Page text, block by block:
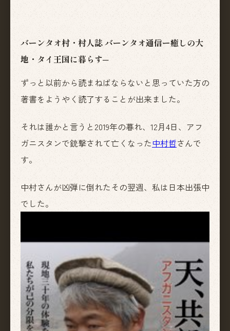
バーンタオ村・村人誌 バーンタオ通信ー癒しの大
地・タイ王国に暮らす─
ずっと以前から読まねばならないと思っていた方の
著書をようやく読了することが出来ました。
それは誰かと言うと2019年の暮れ、12月4日、アフ
ガニスタンで銃撃されて亡くなった中村哲さんで
す。
中村さんが凶弾に倒れたその翌週、私は日本出張中
でした。